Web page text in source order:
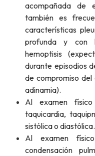
acompañada de
también es
características
profunda y con
hemoptisis
durante episodios
de compromiso
adinamia).
Al examen
taquicardia,
sistólica o diastólica.
Al examen
condensación